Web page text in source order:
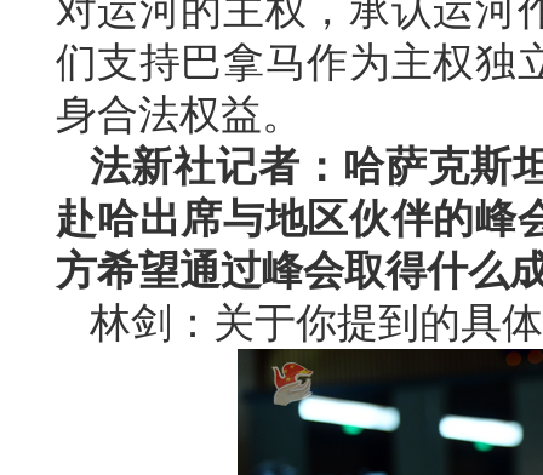
对运河的主权，承认运河
们支持巴拿马作为主权独
身合法权益。
法新社记者：哈萨克斯
赴哈出席与地区伙伴的峰
方希望通过峰会取得什么
林剑：关于你提到的具